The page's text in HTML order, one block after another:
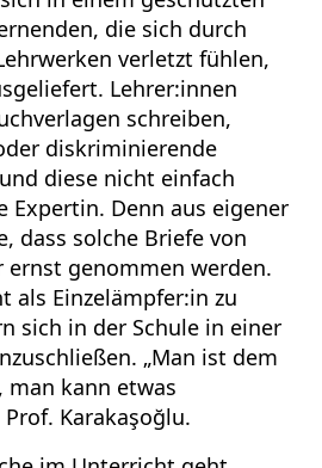
die sich durch
verletzt fühlen,
Lehrer:innen
schreiben,
diskriminierende
diese nicht einfach
Expertin. Denn aus eigener
dass solche Briefe von
ernst genommen werden.
als Einzelämpfer:in zu
sich in der Schule in einer
„Man ist dem
kann etwas
Karakaşoğlu.